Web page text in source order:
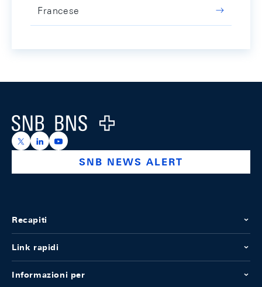
Francese
Logo
https://x.com/snb_bns
https://ch.linkedin.com/company/swiss-national-
https://www.youtube.com/@swissnationalbank
SNB NEWS ALERT
Recapiti
Link rapidi
Informazioni per